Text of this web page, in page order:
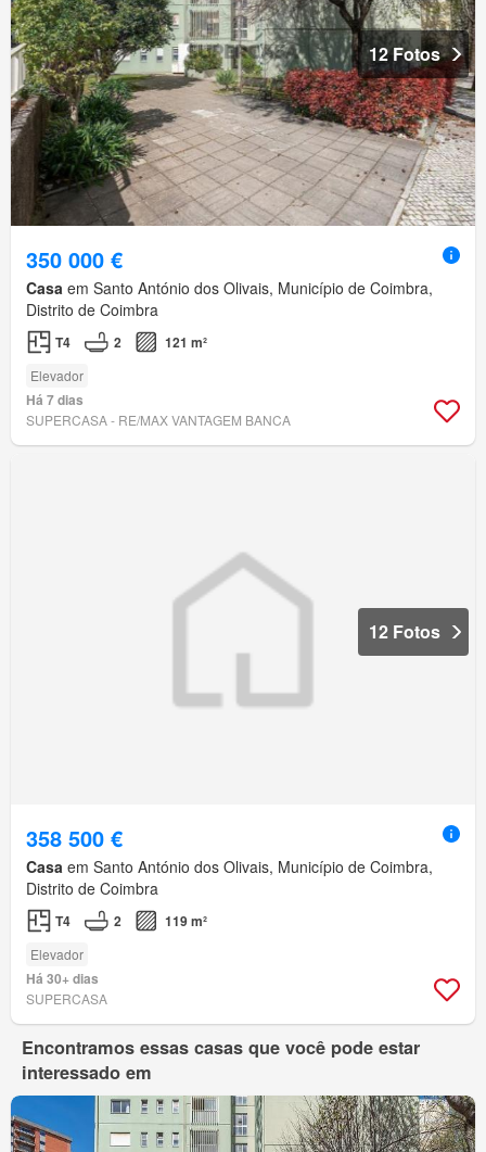
12 Fotos
350 000 €
Casa em Santo António dos Olivais, Município de Coimbra,
Distrito de Coimbra
T4 2 121 m²
Elevador
Há 7 dias
SUPERCASA - RE/MAX VANTAGEM BANCA
12 Fotos
358 500 €
Casa em Santo António dos Olivais, Município de Coimbra,
Distrito de Coimbra
T4 2 119 m²
Elevador
Há 30+ dias
SUPERCASA
Encontramos essas casas que você pode estar
interessado em